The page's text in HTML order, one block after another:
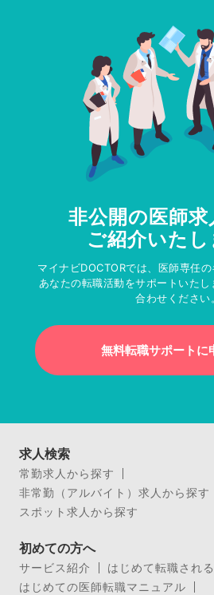
非公開の医師求
ご紹介いたし
マイナビDOCTORでは、医師専任
あなたの転職活動をサポートいた
合わせください。
無料転職サポートに
求人検索
常勤求人から探す
非常勤（アルバイト）求人から探す
スポット求人から探す
初めての方へ
サービス紹介
はじめて転職され
はじめての医師転職マニュアル